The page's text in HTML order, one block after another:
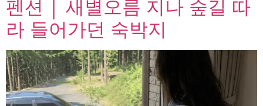
펜션 │ 새별오름 지나 숲길 따
라 들어가던 숙박지